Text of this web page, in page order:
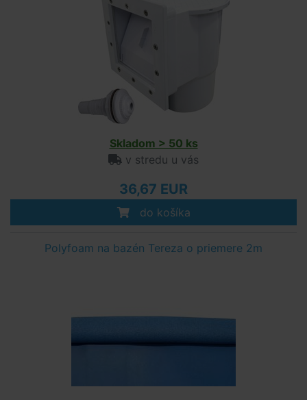
Skladom > 50 ks
v stredu u vás
36,67 EUR
do košíka
Polyfoam na bazén Tereza o priemere 2m